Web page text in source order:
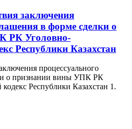
заключения
в форме сделки о
РК Уголовно-
Республики Казахстан
процессуального
о признании вины УПК РК
Республики Казахстан 1.